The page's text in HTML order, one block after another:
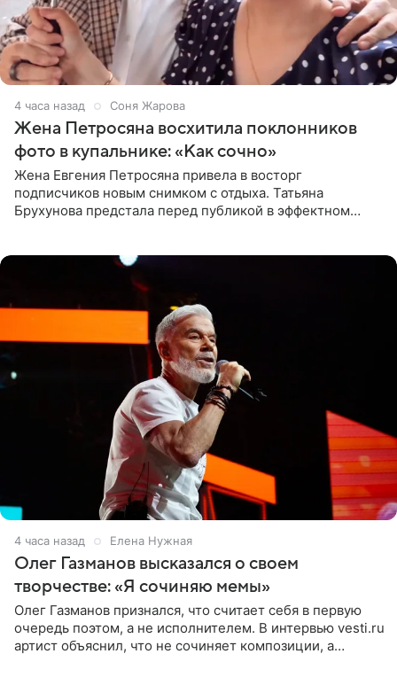
4 часа назад Соня Жарова
Жена Петросяна восхитила поклонников
фото в купальнике: «Как сочно»
Жена Евгения Петросяна привела в восторг
подписчиков новым снимком с отдыха. Татьяна
Брухунова предстала перед публикой в эффектном
4 часа назад Елена Нужная
Олег Газманов высказался о своем
творчестве: «Я сочиняю мемы»
Олег Газманов признался, что считает себя в первую
очередь поэтом, а не исполнителем. В интервью vesti.ru
артист объяснил, что не сочиняет композиции, а